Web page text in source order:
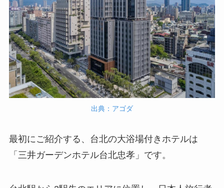
出典：アゴダ
最初にご紹介する、台北の大浴場付きホテルは
「三井ガーデンホテル台北忠孝」です。